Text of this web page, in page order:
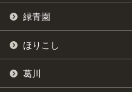
緑青園
ほりこし
葛川